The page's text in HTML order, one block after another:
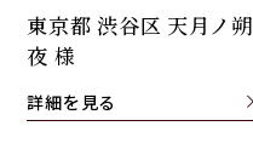
東京都 渋谷区 天月ノ朔
夜 様
詳細を見る